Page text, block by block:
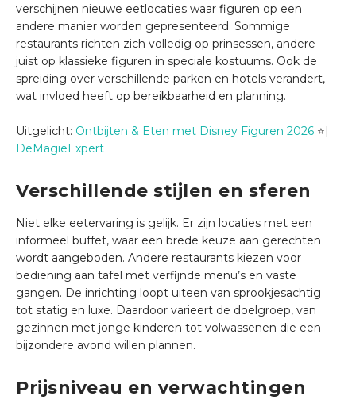
verschijnen nieuwe eetlocaties waar figuren op een
andere manier worden gepresenteerd. Sommige
restaurants richten zich volledig op prinsessen, andere
juist op klassieke figuren in speciale kostuums. Ook de
spreiding over verschillende parken en hotels verandert,
wat invloed heeft op bereikbaarheid en planning.
Uitgelicht: Ontbijten & Eten met Disney Figuren 2026 ⭐|
DeMagieExpert
Verschillende stijlen en sferen
Niet elke eetervaring is gelijk. Er zijn locaties met een
informeel buffet, waar een brede keuze aan gerechten
wordt aangeboden. Andere restaurants kiezen voor
bediening aan tafel met verfijnde menu’s en vaste
gangen. De inrichting loopt uiteen van sprookjesachtig
tot statig en luxe. Daardoor varieert de doelgroep, van
gezinnen met jonge kinderen tot volwassenen die een
bijzondere avond willen plannen.
Prijsniveau en verwachtingen